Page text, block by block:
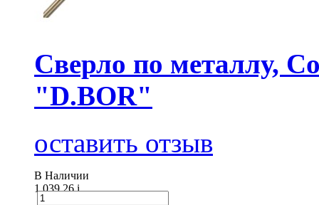
Сверло по металлу,
"D.BOR"
оставить отзыв
В Наличии
1 039.26i